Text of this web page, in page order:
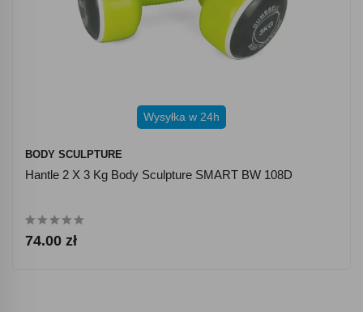
Wysyłka w 24h
BODY SCULPTURE
Hantle 2 X 3 Kg Body Sculpture SMART BW 108D
74.00 zł